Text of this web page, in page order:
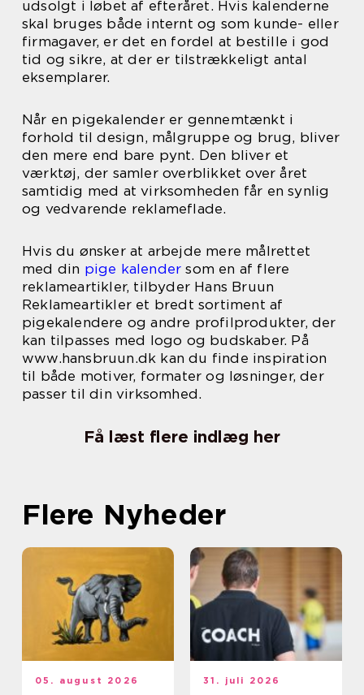
udsolgt i løbet af efteråret. Hvis kalenderne
skal bruges både internt og som kunde- eller
firmagaver, er det en fordel at bestille i god
tid og sikre, at der er tilstrækkeligt antal
eksemplarer.
Når en pigekalender er gennemtænkt i
forhold til design, målgruppe og brug, bliver
den mere end bare pynt. Den bliver et
værktøj, der samler overblikket over året
samtidig med at virksomheden får en synlig
og vedvarende reklameflade.
Hvis du ønsker at arbejde mere målrettet
med din pige kalender som en af flere
reklameartikler, tilbyder Hans Bruun
Reklameartikler et bredt sortiment af
pigekalendere og andre profilprodukter, der
kan tilpasses med logo og budskaber. På
www.hansbruun.dk kan du finde inspiration
til både motiver, formater og løsninger, der
passer til din virksomhed.
Få læst flere indlæg her
Flere Nyheder
05. august 2026 31. juli 2026